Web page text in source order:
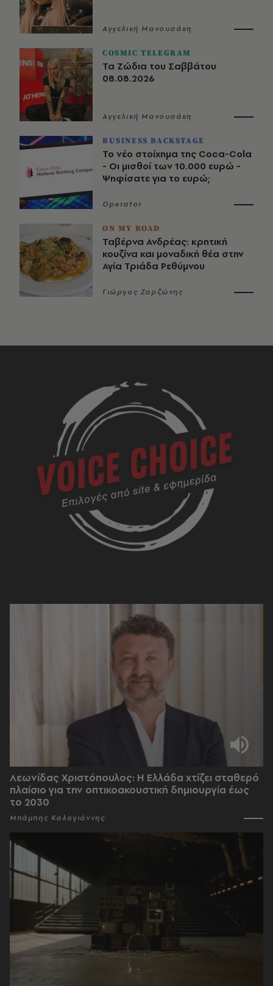
Αγγελική Μανουσάκη
COSMIC TELEGRAM
Τα Ζώδια του Σαββάτου
08.08.2026
Αγγελική Μανουσάκη
BUSINESS BACKSTAGE
Το νέο στοίχημα της Coca-Cola
- Οι μισθοί των 10.000 ευρώ -
Ψηφίσατε για το ευρώ;
Operator
ON MY ROAD
Ταβέρνα Ανδρέας: κρητική
κουζίνα και μοναδική θέα στην
Αγία Τριάδα Ρεθύμνου
Γιώργος Ζαρζώνης
Λεωνίδας Χριστόπουλος: Η Ελλάδα χτίζει σταθερό
πλαίσιο για την οπτικοακουστική δημιουργία έως
το 2030
Μπάμπης Καλογιάννης